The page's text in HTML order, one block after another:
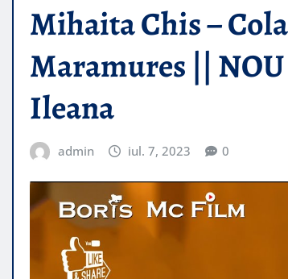
Mihaita Chis –
Maramures ||
Ileana
admin iul. 7, 2023 0